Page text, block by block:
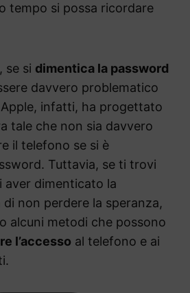
tempo si possa ricordare
se si dimentica la password
davvero problematico
Apple, infatti, ha progettato
tale che non sia davvero
il telefono se si è
Tuttavia, se ti trovi
aver dimenticato la
non perdere la speranza,
alcuni metodi che possono
l’accesso al telefono e ai